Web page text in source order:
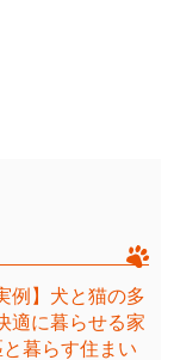
例】犬と猫の多
適に暮らせる家
暮らす住まい